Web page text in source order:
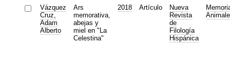
Vázquez
Cruz,
Adam
Alberto
Ars
memorativa,
abejas y
miel en "La
Celestina"
2018 Artículo
Nueva
Revista
de
Filología
Hispánica